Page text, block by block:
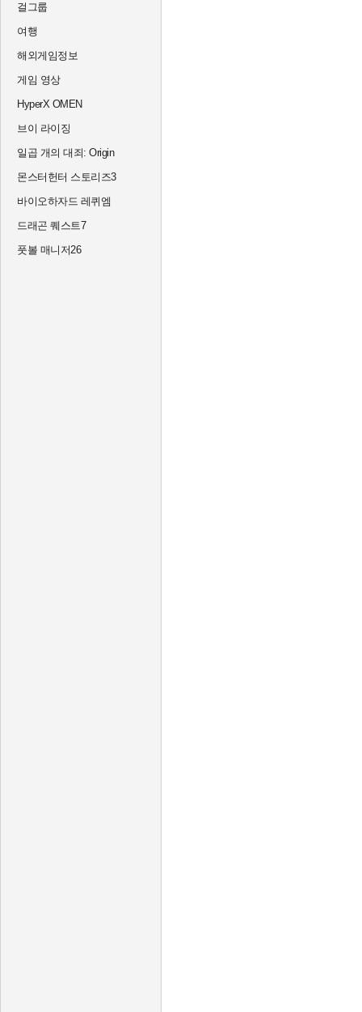
걸그룹
여행
해외게임정보
게임 영상
HyperX OMEN
브이 라이징
일곱 개의 대죄: Origin
몬스터헌터 스토리즈3
바이오하자드 레퀴엠
드래곤 퀘스트7
풋볼 매니저26